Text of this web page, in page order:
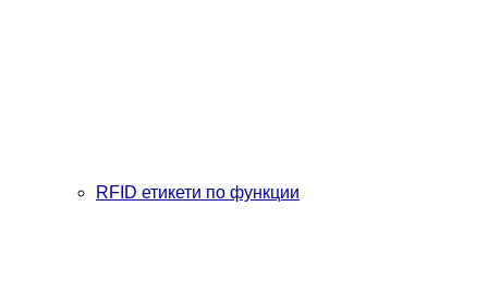
RFID етикети по функции